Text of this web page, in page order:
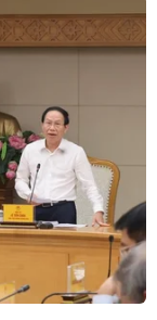
toàn giao
toàn quốc
bảo đảm trật